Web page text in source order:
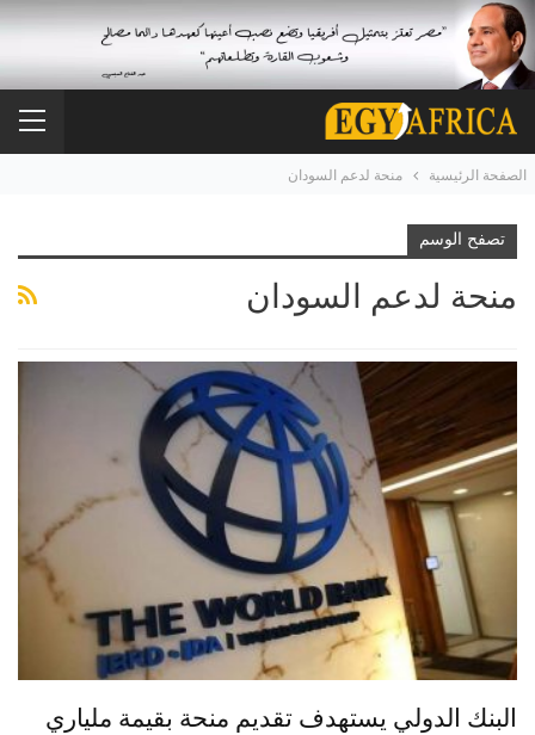
الصفحة الرئيسية منحة لدعم السودان
تصفح الوسم
منحة لدعم السودان
البنك الدولي يستهدف تقديم منحة بقيمة ملياري